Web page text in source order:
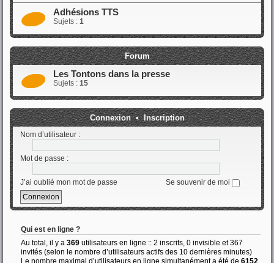
Adhésions TTS
Sujets : 1
Forum
Les Tontons dans la presse
Sujets : 15
Connexion•Inscription
Nom d’utilisateur :
Mot de passe :
J’ai oublié mon mot de passe Se souvenir de moi
Qui est en ligne ?
Au total, il y a 369 utilisateurs en ligne :: 2 inscrits, 0 invisible et 367
invités (selon le nombre d’utilisateurs actifs des 10 dernières minutes)
Le nombre maximal d’utilisateurs en ligne simultanément a été de 6152